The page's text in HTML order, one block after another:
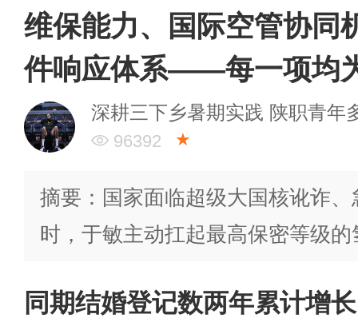
维保能力、国际空管协同
件响应体系——每一项均
深耕三下乡暑期实践 陕职青年
96392 ★
摘要：国家面临超级大国核讹诈
时，于敏主动扛起最高保密等级
同期结婚登记数两年累计增